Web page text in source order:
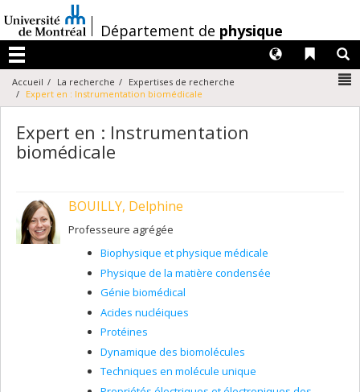
au
contenu
/Département de physique
Menu
Liens
Langues
Accueil La recherche
Expertises de recherche
Expert en : Instrumentation biomédicale
Expert en : Instrumentation
biomédicale
BOUILLY, Delphine
Professeure agrégée
Biophysique et physique médicale
Physique de la matière condensée
Génie biomédical
Acides nucléiques
Protéines
Dynamique des biomolécules
Techniques en molécule unique